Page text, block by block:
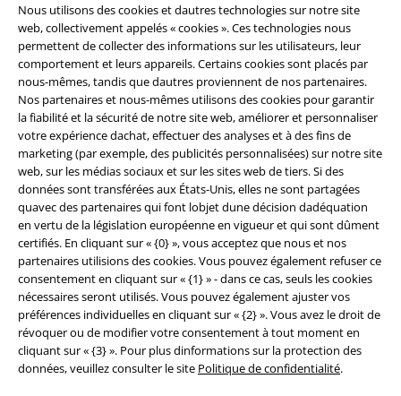
Nous utilisons des cookies et dautres technologies sur notre site
web, collectivement appelés « cookies ». Ces technologies nous
permettent de collecter des informations sur les utilisateurs, leur
comportement et leurs appareils. Certains cookies sont placés par
nous-mêmes, tandis que dautres proviennent de nos partenaires.
Nos partenaires et nous-mêmes utilisons des cookies pour garantir
la fiabilité et la sécurité de notre site web, améliorer et personnaliser
votre expérience dachat, effectuer des analyses et à des fins de
marketing (par exemple, des publicités personnalisées) sur notre site
web, sur les médias sociaux et sur les sites web de tiers. Si des
données sont transférées aux États-Unis, elles ne sont partagées
quavec des partenaires qui font lobjet dune décision dadéquation
en vertu de la législation européenne en vigueur et qui sont dûment
certifiés. En cliquant sur « {0} », vous acceptez que nous et nos
partenaires utilisions des cookies. Vous pouvez également refuser ce
consentement en cliquant sur « {1} » - dans ce cas, seuls les cookies
nécessaires seront utilisés. Vous pouvez également ajuster vos
préférences individuelles en cliquant sur « {2} ». Vous avez le droit de
révoquer ou de modifier votre consentement à tout moment en
cliquant sur « {3} ». Pour plus dinformations sur la protection des
données, veuillez consulter le site Politique de confidentialité.
Légal
Conditions générales
Éditeur
Clauses de confidentialité
Élimination des déchets et protection de l'environnement
Déclaration de Conformité